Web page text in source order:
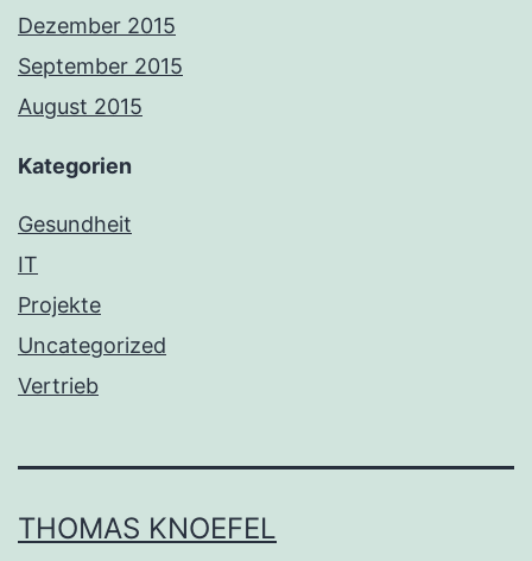
Dezember 2015
September 2015
August 2015
Kategorien
Gesundheit
IT
Projekte
Uncategorized
Vertrieb
THOMAS KNOEFEL